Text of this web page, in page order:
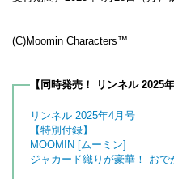
(C)Moomin Characters™
【同時発売！ リンネル 2025
リンネル 2025年4月号
【特別付録】
MOOMIN [ムーミン]
ジャカード織りが豪華！ おで